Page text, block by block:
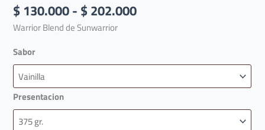
$130.000- $202.000
Warrior Blend de Sunwarrior
Sabor
Presentacion